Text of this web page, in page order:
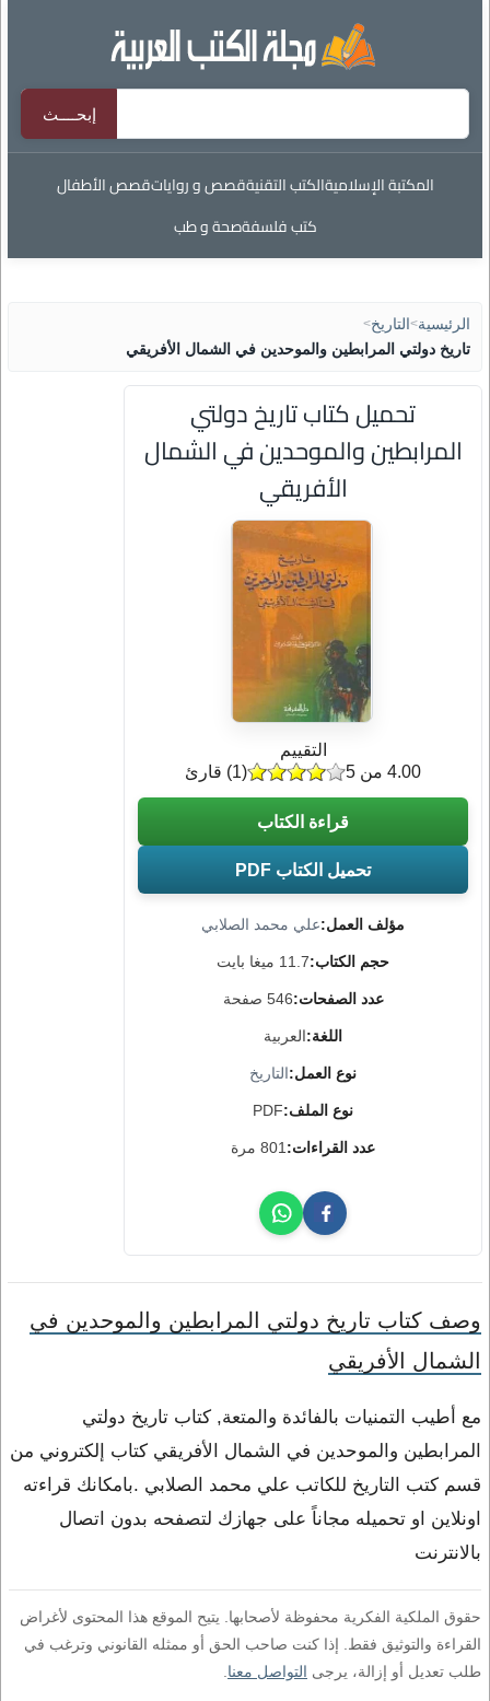
المكتبة الإسلاميةالكتب التقنيةقصص و رواياتقصص الأطفال
كتب فلسفةصحة و طب
الرئيسية> التاريخ>
تاريخ دولتي المرابطين والموحدين في الشمال الأفريقي
تحميل كتاب تاريخ دولتي
المرابطين والموحدين في الشمال
الأفريقي
مؤلف العمل:علي محمد الصلابي
حجم الكتاب:11.7 ميغا بايت
عدد الصفحات:546 صفحة
اللغة:العربية
نوع العمل:التاريخ
نوع الملف:PDF
عدد القراءات: 801 مرة
التقييم
(
1) قارئ 4.00 من 5
قراءة الكتاب
تحميل الكتاب PDF
وصف كتاب تاريخ دولتي المرابطين والموحدين في
الشمال الأفريقي
مع أطيب التمنيات بالفائدة والمتعة, كتاب تاريخ دولتي
المرابطين والموحدين في الشمال الأفريقي كتاب إلكتروني من
قسم كتب التاريخ للكاتب علي محمد الصلابي .بامكانك قراءته
اونلاين او تحميله مجاناً على جهازك لتصفحه بدون اتصال
بالانترنت
حقوق الملكية الفكرية محفوظة لأصحابها. يتيح الموقع هذا المحتوى لأغراض
القراءة والتوثيق فقط. إذا كنت صاحب الحق أو ممثله القانوني وترغب في
طلب تعديل أو إزالة، يرجى التواصل معنا